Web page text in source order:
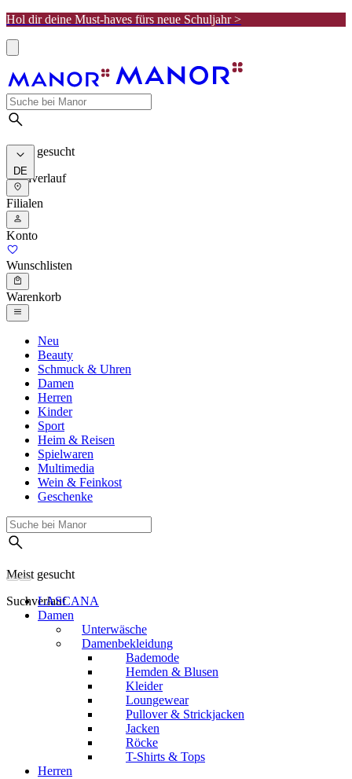
Hol dir deine Must-haves fürs neue Schuljahr >
Meist gesucht
Suchverlauf
DE
Filialen
Konto
Wunschlisten
Warenkorb
Neu
Beauty
Schmuck & Uhren
Damen
Herren
Kinder
Sport
Heim & Reisen
Spielwaren
Multimedia
Wein & Feinkost
Geschenke
Meist gesucht
SuchverlaufLASCANA
Damen
Unterwäsche
Damenbekleidung
Bademode
Hemden & Blusen
Kleider
Loungewear
Pullover & Strickjacken
Jacken
Röcke
T-Shirts & Tops
Herren